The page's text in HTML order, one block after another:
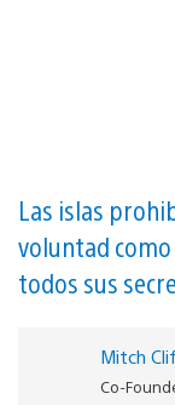
Las islas
voluntad
todos sus
Mitch
Co-